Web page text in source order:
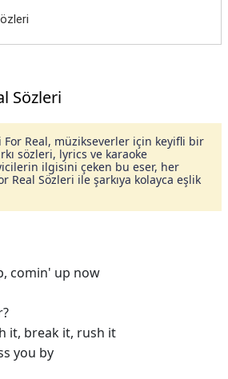
Sözleri
Real, müzikseverler için keyifli bir
sözleri, lyrics ve karaoke
ilgisini çeken bu eser, her
Real Sözleri ile şarkıya kolayca eşlik
comin' up now
it, break it, rush it
you by